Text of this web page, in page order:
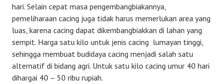
hari. Selain cepat masa pengembangbiakannya,
pemeliharaan cacing juga tidak harus memerlukan area yang
luas, karena cacing dapat dikembangbiakkan di lahan yang
sempit. Harga satu kilo untuk jenis cacing lumayan tinggi,
sehingga membuat budidaya cacing menjadi salah satu
alternatif di bidang agri. Untuk satu kilo cacing umur 40 hari
dihargai 40 – 50 ribu rupiah.